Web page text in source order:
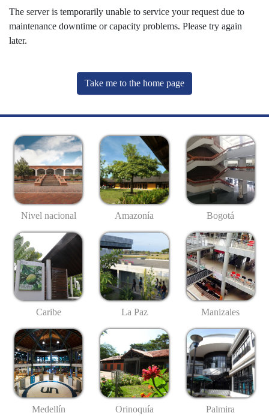
The server is temporarily unable to service your request due to
maintenance downtime or capacity problems. Please try again
later.
Take me to the home page
Nivel nacional Amazonía Bogotá
Caribe La Paz Manizales
Medellín Orinoquía Palmira